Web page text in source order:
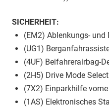
SICHERHEIT:
(EM2) Ablenkungs-
(UG1)
(4UF) Beifahrerairbag-
(2H5) Drive Mode
(7X2) Einparkhilfe
(1AS) Elektronisches